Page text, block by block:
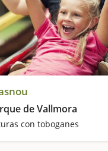
de Vallmora
con toboganes